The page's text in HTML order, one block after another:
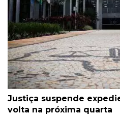
Justiça suspende
volta na próxima quarta